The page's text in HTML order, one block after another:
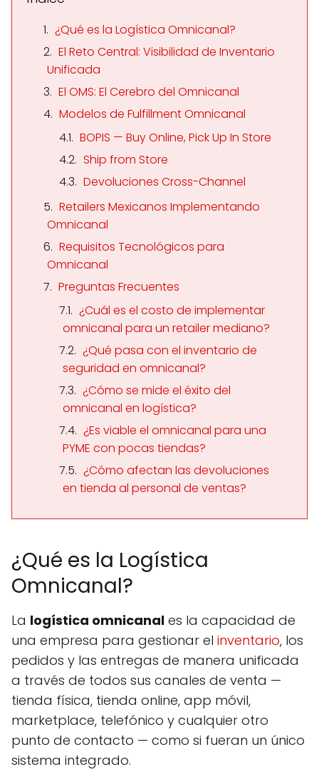
¿Qué es la Logística Omnicanal?
El Reto Central: Visibilidad de Inventario
Unificada
El OMS: El Cerebro del Omnicanal
Modelos de Fulfillment Omnicanal
BOPIS — Buy Online, Pick Up In Store
Ship from Store
Devoluciones Cross-Channel
Retailers Mexicanos Implementando
Omnicanal
Requisitos Tecnológicos para
Omnicanal
Preguntas Frecuentes
¿Cuál es el costo de implementar
omnicanal para un retailer mediano?
¿Qué pasa con el inventario de
seguridad en omnicanal?
¿Cómo se mide el éxito del
omnicanal en logística?
¿Es viable el omnicanal para una
PYME con pocas tiendas?
¿Cómo afectan las devoluciones
en tienda al personal de ventas?
¿Qué es la Logística
Omnicanal?
La logística omnicanal es la capacidad de
una empresa para gestionar el inventario, los
pedidos y las entregas de manera unificada
a través de todos sus canales de venta —
tienda física, tienda online, app móvil,
marketplace, telefónico y cualquier otro
punto de contacto — como si fueran un único
sistema integrado.